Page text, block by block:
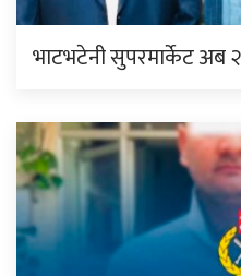
भाटभटेनी सुपरमार्केट अब